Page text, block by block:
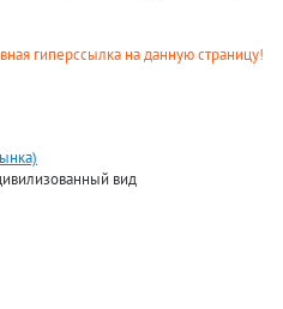
гиперссылка на данную страницу!
вид